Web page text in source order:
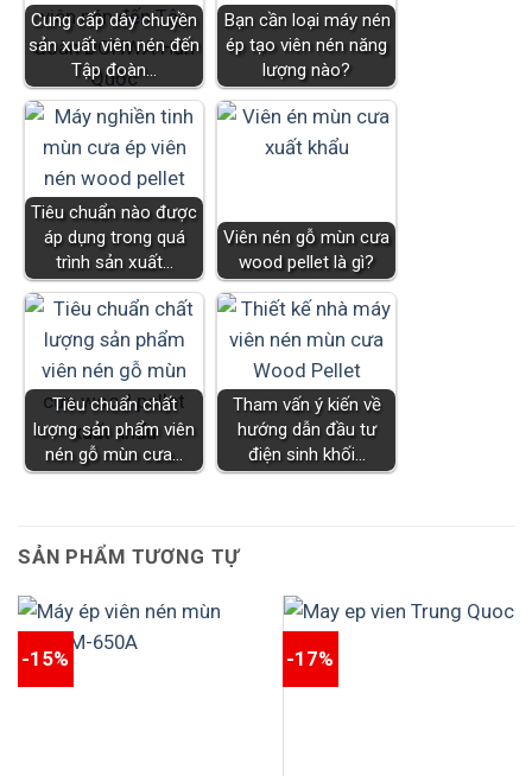
Cung cấp dây chuyền
sản xuất viên nén đến
Tập đoàn…
Bạn cần loại máy nén
ép tạo viên nén năng
lượng nào?
Tiêu chuẩn nào được
áp dụng trong quá
trình sản xuất…
Viên nén gỗ mùn cưa
wood pellet là gì?
Tiêu chuẩn chất
lượng sản phẩm viên
nén gỗ mùn cưa…
Tham vấn ý kiến về
hướng dẫn đầu tư
điện sinh khối…
SẢN PHẨM TƯƠNG TỰ
-15% -17%